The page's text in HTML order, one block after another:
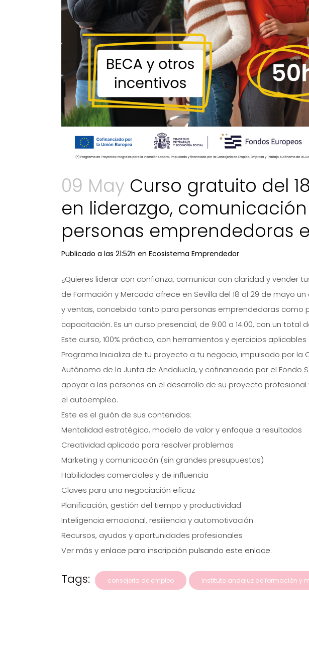
09 May Curso gratuito del
en liderazgo,
personas emprendedoras
Publicado a las 21:52h en Ecosistema Emprendedor
¿Quieres liderar con confianza, comunicar con claridad y vender
de Formación y Mercado ofrece en Sevilla del 18 al 29 de mayo
y ventas, concebido tanto para personas emprendedoras como
capacitación. Es un curso presencial, de 9:00 a 14:00, con un total
Este curso, 100% práctico, con herramientos y ejercicios
Programa Inicializa de tu proyecto a tu negocio, impulsado por la
Autónomo de la Junta de Andalucía, y cofinanciado por el Fondo
apoyar a las personas en el desarrollo de su proyecto
el autoempleo.
Este es el guión de sus contenidos:
Mentalidad estratégica, modelo de valor y enfoque a resultados
Creatividad aplicada para resolver problemas
Marketing y comunicación (sin grandes presupuestos)
Habilidades comerciales y de influencia
Claves para una negociación eficaz
Planificación, gestión del tiempo y productividad
Inteligencia emocional, resiliencia y automotivación
Recursos, ayudas y oportunidades profesionales
Ver más y enlace para inscripción pulsando este enlace:
Tags: consejeria de empleo instituto andaluz de formación y